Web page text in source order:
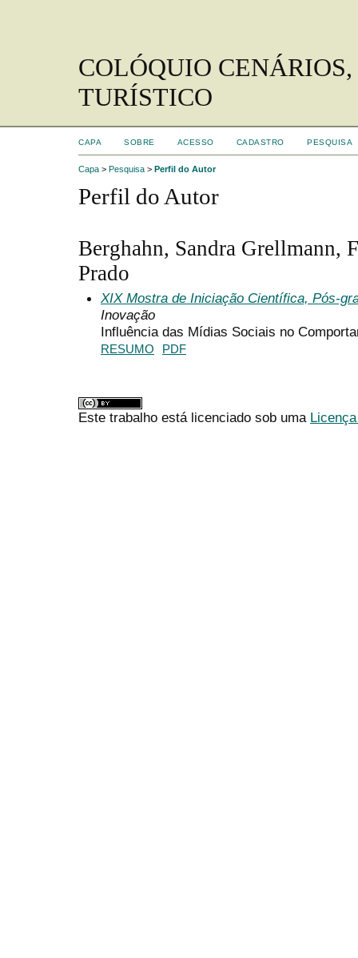
COLÓQUIO
TURÍSTICO
CAPA SOBRE ACESSO CADASTRO PESQUISA
Capa > Pesquisa > Perfil do Autor
Perfil do Autor
Berghahn, Sandra Grellmann,
Prado
XIX Mostra de Iniciação Científica, Pós-
Inovação
Influência das Mídias Sociais no
RESUMO PDF
Este trabalho está licenciado sob uma